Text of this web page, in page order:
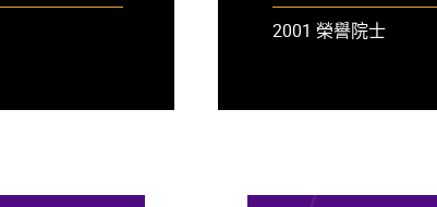
- 已故
2001 榮譽院士